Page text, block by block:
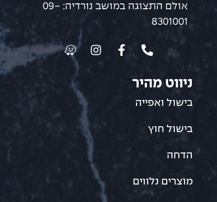
ניווט מהיר
בישול ואפייה
בישול חוץ
הדחה
מוצרים נלווים
אולם התצוגה במושב נורדיה: 09-
8301001